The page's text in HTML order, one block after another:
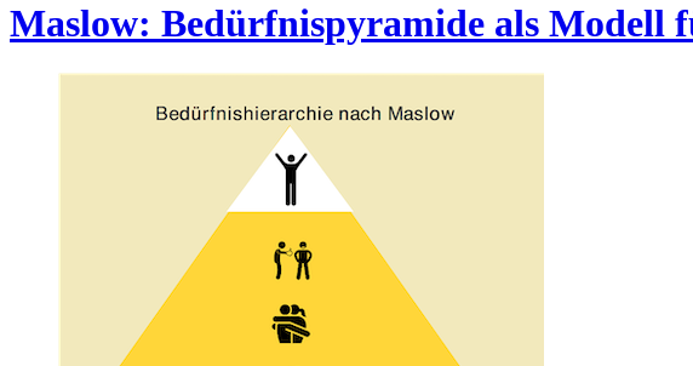
Maslow: Bedürfnispyramide als Modell